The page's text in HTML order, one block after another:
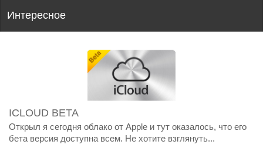
Интересное
ICLOUD BETA
Открыл я сегодня облако от Apple и тут оказалось, что его
бета версия доступна всем. Не хотите взглянуть...